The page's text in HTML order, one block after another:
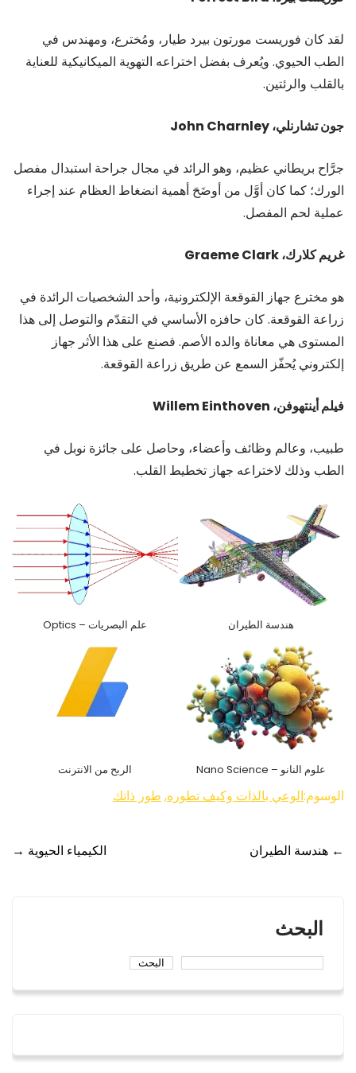
لقد كان فوريست مورتون بيرد طيار، ومُخترع، ومهندس في
الطب الحيوي. ويُعرف بفضل اختراعه التهوية الميكانيكية للعناية
بالقلب والرئتين.
جون تشارنلي، John Charnley
جرَّاح بريطاني عظيم، وهو الرائد في مجال جراحة استبدال مفصل
الورك؛ كما كان أوَّل من أوضَحَ أهمية انضغاط العظام عند إجراء
عملية لحم المفصل.
غريم كلارك، Graeme Clark
هو مخترع جهاز القوقعة الإلكترونية، وأحد الشخصيات الرائدة في
زراعة القوقعة. كان حافزه الأساسي في التقدّم والتوصل إلى هذا
المستوى هي معاناة والده الأصم. فصنع على هذا الأثر جهاز
إلكتروني يُحفّز السمع عن طريق زراعة القوقعة.
فيلم أينتهوفن، Willem Einthoven
طبيب، وعالم وظائف وأعضاء، وحاصل على جائزة نوبل في
الطب وذلك لاختراعه جهاز تخطيط القلب.
هندسة الطيران علم البصريات – Optics
علوم النانو – Nano Science الربح من الانترنت
الوسوم:الوعي بالذات وكيف تطوره, طور ذاتك
Post
← هندسة الطيران الكيمياء الحيوية →
البحث
البحث